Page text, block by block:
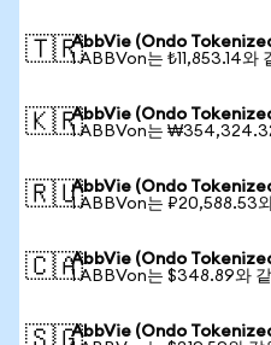
🇹🇷AbbVie (Ondo
1 ABBVon는 ₺11,853.14와
🇰🇷AbbVie (Ondo
1 ABBVon는
🇷🇺AbbVie (Ondo
1 ABBVon는 ₽20,588.53
🇨🇦AbbVie (Ondo
1 ABBVon는 $348.89와
AbbVie (Ondo